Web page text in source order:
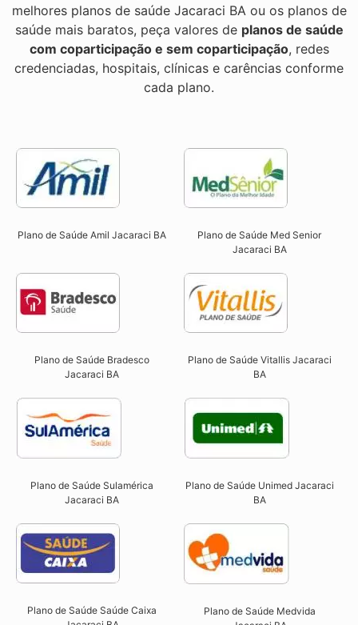
melhores planos de saúde Jacaraci BA ou os planos de
saúde mais baratos, peça valores de planos de saúde
com coparticipação e sem coparticipação, redes
credenciadas, hospitais, clínicas e carências conforme
cada plano.
Plano de Saúde Amil Jacaraci BA
Plano de Saúde Med Senior
Jacaraci BA
Plano de Saúde Bradesco
Jacaraci BA
Plano de Saúde Vitallis Jacaraci
BA
Plano de Saúde Sulamérica
Jacaraci BA
Plano de Saúde Unimed Jacaraci
BA
Plano de Saúde Saúde Caixa
Plano de Saúde Medvida